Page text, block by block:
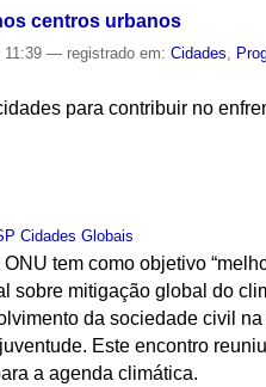
centros urbanos
11:39— registrado em:Cidades
para contribuir no
Cidades Globais
tem como objetivo
sobre mitigação global do
da sociedade civil
Este encontro
a agenda climática.